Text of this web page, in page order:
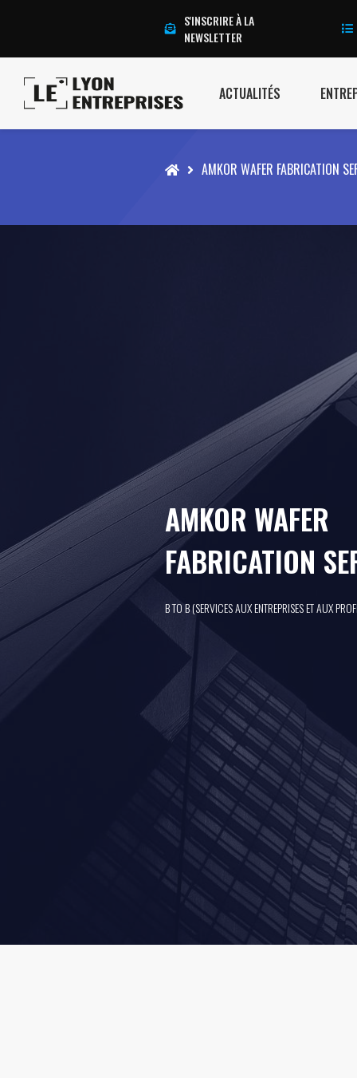
S'INSCRIRE À LA
NEWSLETTER
ACTUALITÉS
Accueil AMKOR WAFER FABRICATION
AMKOR WAFER
FABRICATION
B TO B (SERVICES AUX ENTREPRISES ET AUX